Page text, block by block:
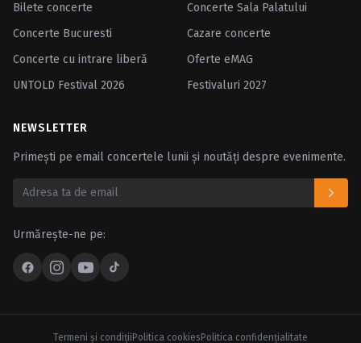
Bilete concerte
Concerte Sala Palatului
Concerte Bucuresti
Cazare concerte
Concerte cu intrare liberă
Oferte eMAG
UNTOLD Festival 2026
Festivaluri 2027
NEWSLETTER
Primești pe email concertele lunii și noutăți despre evenimente.
Urmărește-ne pe:
Termeni şi condiţii Politica cookies Politica confidenţialitate